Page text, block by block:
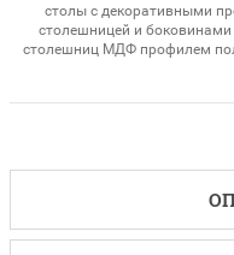
столы с декоративными
столешницей и
столешниц МДФ профилем